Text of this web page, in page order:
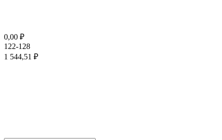
0,00 ₽
122-128
1 544,51 ₽